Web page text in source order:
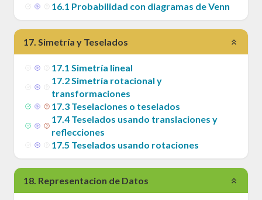
16.1 Probabilidad con diagramas de Venn
17. Simetría y Teselados
17.1 Simetría lineal
17.2Simetría rotacional y
transformaciones
17.3 Teselaciones o teselados
17.4 Teselados usando translaciones y
reflecciones
17.5 Teselados usando rotaciones
18. Representacion de Datos